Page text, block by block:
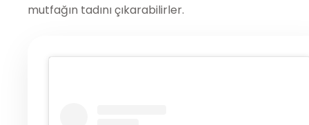
mutfağın tadını çıkarabilirler.